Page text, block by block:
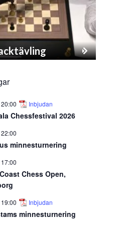
20:00 Inbjudan
Chessfestival 2026
22:00
minnesturnering
17:00
Chess Open,
19:00 Inbjudan
minnesturnering